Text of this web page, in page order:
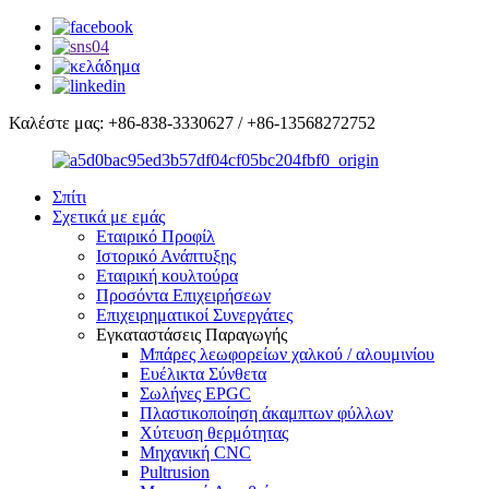
Καλέστε μας: +86-838-3330627 / +86-13568272752
Σπίτι
Σχετικά με εμάς
Εταιρικό Προφίλ
Ιστορικό Ανάπτυξης
Εταιρική κουλτούρα
Προσόντα Επιχειρήσεων
Επιχειρηματικοί Συνεργάτες
Εγκαταστάσεις Παραγωγής
Μπάρες λεωφορείων χαλκού / αλουμινίου
Ευέλικτα Σύνθετα
Σωλήνες EPGC
Πλαστικοποίηση άκαμπτων φύλλων
Χύτευση θερμότητας
Μηχανική CNC
Pultrusion